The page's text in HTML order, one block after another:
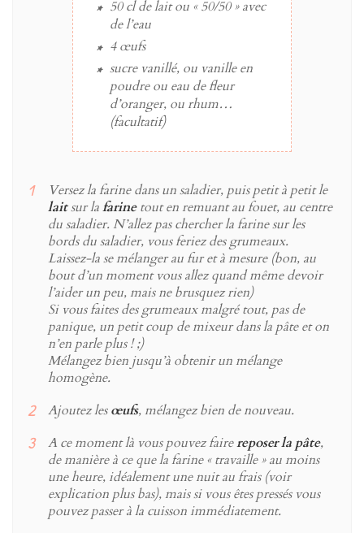
50 cldelaitou « 50/50 » avec
de l’eau
4 œufs
sucre vanillé, ou vanille en
poudre ou eau de fleur
d’oranger, ou rhum…
(facultatif)
Versez la farine dans un saladier, puis petit à petit le
laitsur lafarinetout en remuant au fouet, au centre
du saladier. N’allez pas chercher la farine sur les
bords du saladier, vous feriez des grumeaux.
Laissez-la se mélanger au fur et à mesure (bon, au
bout d’un moment vous allez quand même devoir
l’aider un peu, mais ne brusquez rien)
Si vous faites des grumeaux malgré tout, pas de
panique, un petit coup de mixeur dans la pâte et on
n’en parle plus ! ;)
Mélangez bien jusqu’à obtenir un mélange
homogène.
Ajoutez lesœufs, mélangez bien de nouveau.
A ce moment là vous pouvez fairereposer la pâte,
de manière à ce que la farine « travaille » au moins
une heure, idéalement une nuit au frais (voir
explication plus bas), mais si vous êtes pressés vous
pouvez passer à la cuisson immédiatement.